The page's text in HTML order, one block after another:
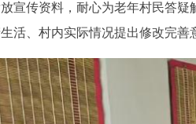
宣传资料，耐心为老年村民答
活、村内实际情况提出修改完